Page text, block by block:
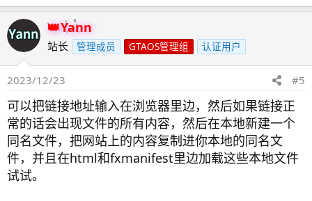
Yann
站长 管理成员 GTAOS管理组 认证用户
2023/12/23 #5
可以把链接地址输入在浏览器里边，然后如果链接正
常的话会出现文件的所有内容，然后在本地新建一个
同名文件，把网站上的内容复制进你本地的同名文
件，并且在html和fxmanifest里边加载这些本地文件
试试。